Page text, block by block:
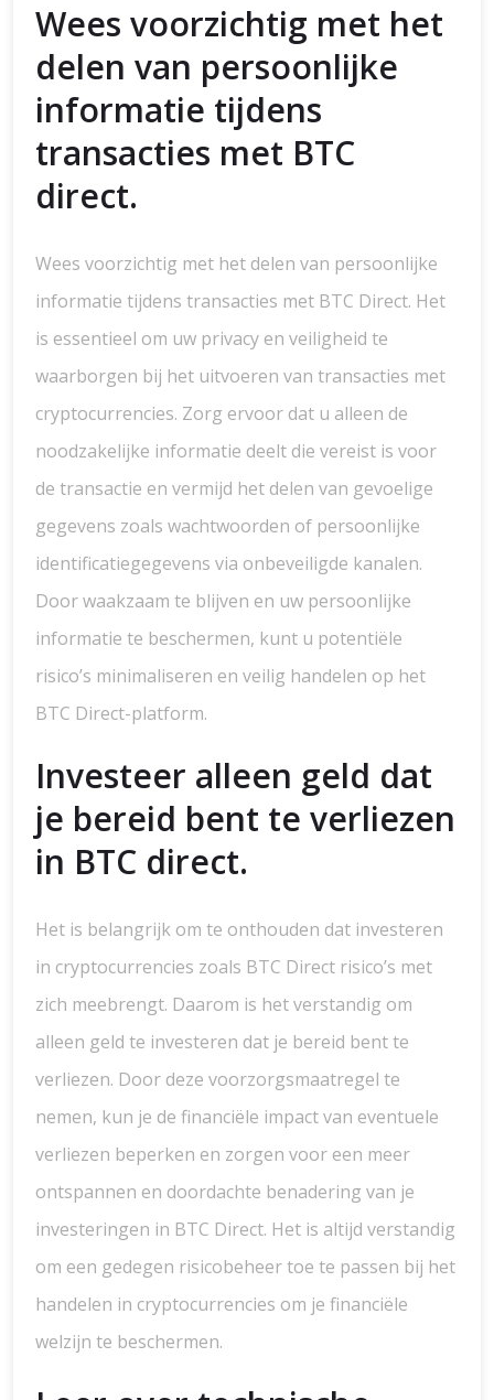
Wees voorzichtig met het
delen van persoonlijke
informatie tijdens
transacties met BTC
direct.
Wees voorzichtig met het delen van persoonlijke
informatie tijdens transacties met BTC Direct. Het
is essentieel om uw privacy en veiligheid te
waarborgen bij het uitvoeren van transacties met
cryptocurrencies. Zorg ervoor dat u alleen de
noodzakelijke informatie deelt die vereist is voor
de transactie en vermijd het delen van gevoelige
gegevens zoals wachtwoorden of persoonlijke
identificatiegegevens via onbeveiligde kanalen.
Door waakzaam te blijven en uw persoonlijke
informatie te beschermen, kunt u potentiële
risico’s minimaliseren en veilig handelen op het
BTC Direct-platform.
Investeer alleen geld dat
je bereid bent te verliezen
in BTC direct.
Het is belangrijk om te onthouden dat investeren
in cryptocurrencies zoals BTC Direct risico’s met
zich meebrengt. Daarom is het verstandig om
alleen geld te investeren dat je bereid bent te
verliezen. Door deze voorzorgsmaatregel te
nemen, kun je de financiële impact van eventuele
verliezen beperken en zorgen voor een meer
ontspannen en doordachte benadering van je
investeringen in BTC Direct. Het is altijd verstandig
om een gedegen risicobeheer toe te passen bij het
handelen in cryptocurrencies om je financiële
welzijn te beschermen.